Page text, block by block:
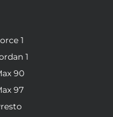
1
1
90
97